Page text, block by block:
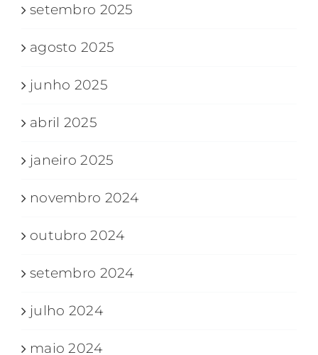
setembro 2025
agosto 2025
junho 2025
abril 2025
janeiro 2025
novembro 2024
outubro 2024
setembro 2024
julho 2024
maio 2024